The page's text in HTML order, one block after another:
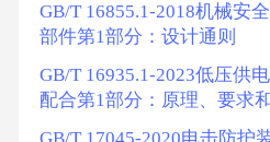
GB/T 16855.1-2018机械安
部件第1部分：设计通则
GB/T 16935.1-2023低压供
配合第1部分：原理、要求